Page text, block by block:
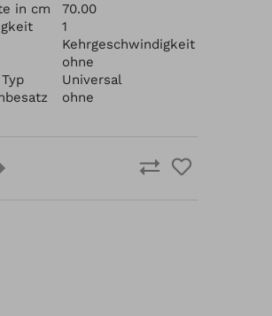
in cm
70.00
1
Kehrgeschwindigkeit
ohne
Universal
ohne